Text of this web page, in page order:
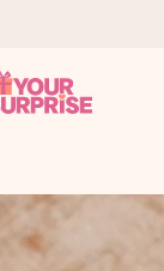
richtigen